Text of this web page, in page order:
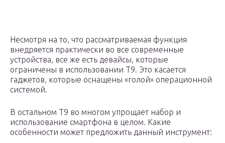
Несмотря на то, что рассматриваемая функция
внедряется практически во все современные
устройства, все же есть девайсы, которые
ограничены в использовании Т9. Это касается
гаджетов, которые оснащены «голой» операционной
системой.
В остальном Т9 во многом упрощает набор и
использование смартфона в целом. Какие
особенности может предложить данный инструмент: